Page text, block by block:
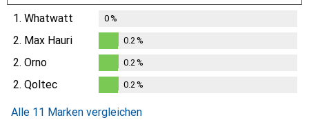
1. Whatwatt 0%
2. Max Hauri
0.2%
0.2 %
2. Orno
0.2%
0.2 %
2. Qoltec 0.2 %
Alle 11 Marken vergleichen